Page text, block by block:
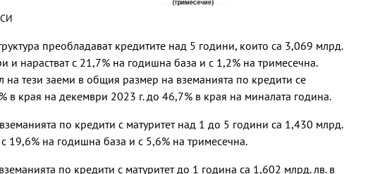
преобладават кредитите над 5 години, които са 3,069 млрд.
и нарастват с 21,7% на годишна база и с 1,2% на тримесечна.
на тези заеми в общия размер на вземанията по кредити се
в края на декември 2023 г. до 46,7% в края на миналата година.
по кредити с матуритет над 1 до 5 години са 1,430 млрд.
с 19,6% на годишна база и с 5,6% на тримесечна.
по кредити с матуритет до 1 година са 1,602 млрд. лв. в
плуване в Париж
полуфинал на турнира
в Пловдив
От ПСС излязоха с
към туристите в